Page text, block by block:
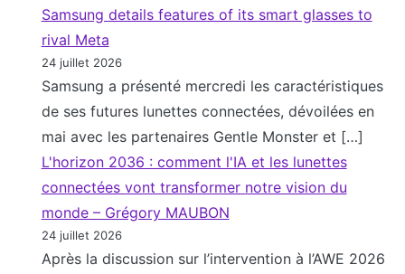
Samsung details features of its smart glasses to
rival Meta
24 juillet 2026
Samsung a présenté mercredi les caractéristiques
de ses futures lunettes connectées, dévoilées en
mai avec les partenaires Gentle Monster et […]
L'horizon 2036 : comment l'IA et les lunettes
connectées vont transformer notre vision du
monde – Grégory MAUBON
24 juillet 2026
Après la discussion sur l’intervention à l’AWE 2026